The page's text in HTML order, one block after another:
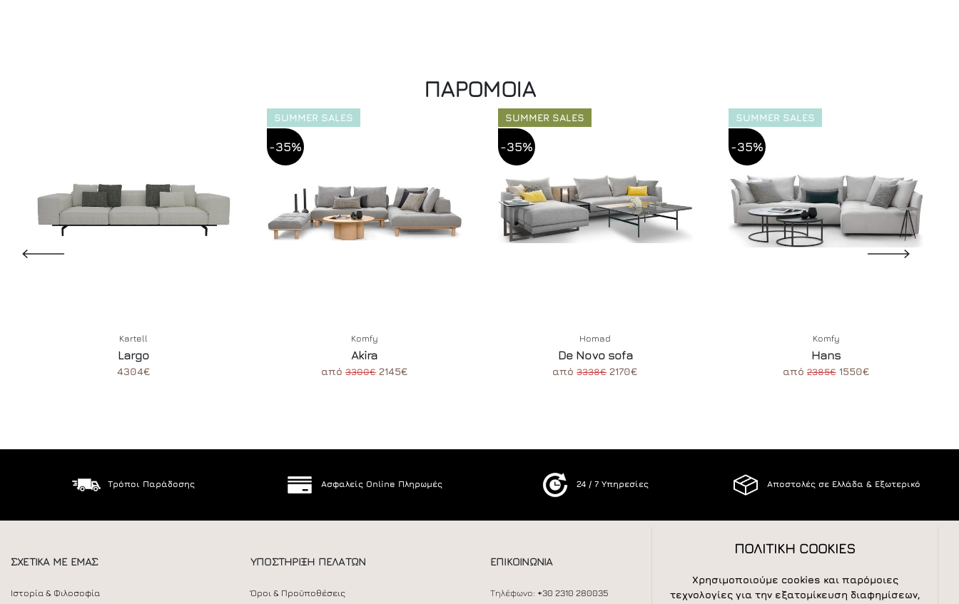
ΠΑΡΟΜΟΙΑ
Kartell
Largo
4304€
SUMMER SALES
-35%
Komfy
Akira
από3300€2145€
SUMMER SALES
-35%
Homad
De Novo sofa
από3338€2170€
SUMMER SALES
-35%
Komfy
Hans
από2385€1550€
Τρόποι Παράδοσης Ασφαλείς Online Πληρωμές 24 / 7 Υπηρεσίες Αποστολές σε Ελλάδα & Εξωτερικό
ΣΧΕΤΙΚΑ ΜΕ ΕΜΑΣ
Ιστορία & Φιλοσοφία
ΥΠΟΣΤΗΡΙΞΗ ΠΕΛΑΤΩΝ
Όροι & Προϋποθέσεις
ΕΠΙΚΟΙΝΩΝΙΑ
Τηλέφωνο: +30 2310 280035
ΠΟΛΙΤΙΚΗ COOKIES
Χρησιμοποιούμε cookies και παρόμοιες
τεχνολογίες για την εξατομίκευση διαφημίσεων,